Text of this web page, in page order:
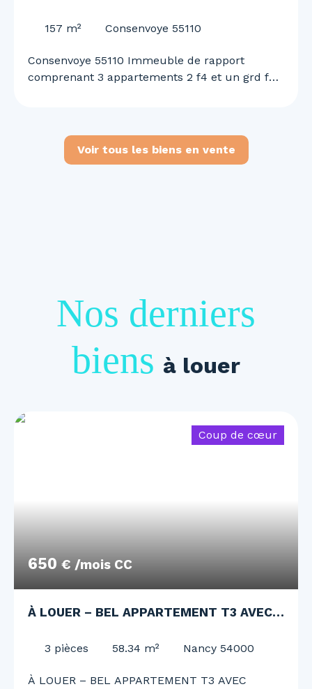
157 m² Consenvoye 55110
Consenvoye 55110 Immeuble de rapport
comprenant 3 appartements 2 f4 et un grd f2
Voir tous les biens en vente
Nos derniers
biens à louer
650 € /mois CC
Coup de cœur
À LOUER – BEL APPARTEMENT T3 AVEC
3 pièces 58.34 m² Nancy 54000
À LOUER – BEL APPARTEMENT T3 AVEC